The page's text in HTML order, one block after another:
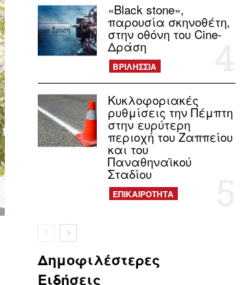
«Black stone»,
παρουσία σκηνοθέτη,
στην οθόνη του Cine-
Δράση
ΒΡΙΛΗΣΣΙΑ
Κυκλοφοριακές
ρυθμίσεις την Πέμπτη
στην ευρύτερη
περιοχή του Ζαππείου
και του
Παναθηναϊκού
Σταδίου
ΕΠΙΚΑΙΡΟΤΗΤΑ
Δημοφιλέστερες
Ειδήσεις